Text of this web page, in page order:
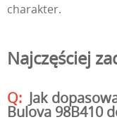
charakter.
Najczęściej
Jak
Bulova 98B410